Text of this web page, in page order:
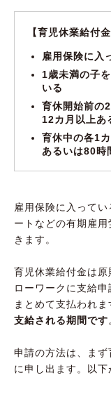
【育児休業給付
雇用保険に入
1歳未満の子
いる
育休開始前の
12カ月以上あ
育休中の各1
あるいは80時
雇用保険に入って
ートなどの有期雇
きます。
育児休業給付金は
ローワークに支給
まとめて支払われま
支給される期間です
申請の方法は、ま
に申し出ます。以下